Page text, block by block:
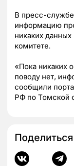
В пресс-
информацию
никаких
комитете.
«Пока никаких
поводу нет,
сообщили
РФ по Томской